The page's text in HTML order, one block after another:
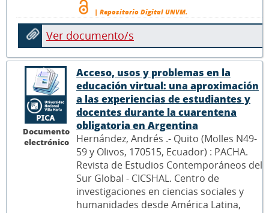
| Repositorio Digital UNVM.
Ver documento/s
Documento
electrónico
Acceso, usos y problemas en la
educación virtual: una aproximación
a las experiencias de estudiantes y
docentes durante la cuarentena
obligatoria en Argentina
Hernández, Andrés .- Quito (Molles N49-
59 y Olivos, 170515, Ecuador) : PACHA.
Revista de Estudios Contemporáneos del
Sur Global - CICSHAL. Centro de
investigaciones en ciencias sociales y
humanidades desde América Latina,